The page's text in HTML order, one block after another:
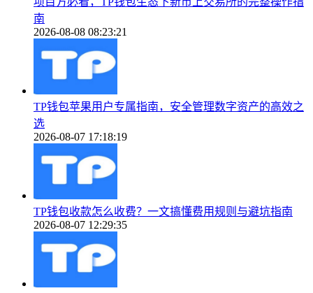
南
2026-08-08 08:23:21
TP钱包苹果用户专属指南，安全管理数字资产的高效之
选
2026-08-07 17:18:19
TP钱包收款怎么收费？一文搞懂费用规则与避坑指南
2026-08-07 12:29:35